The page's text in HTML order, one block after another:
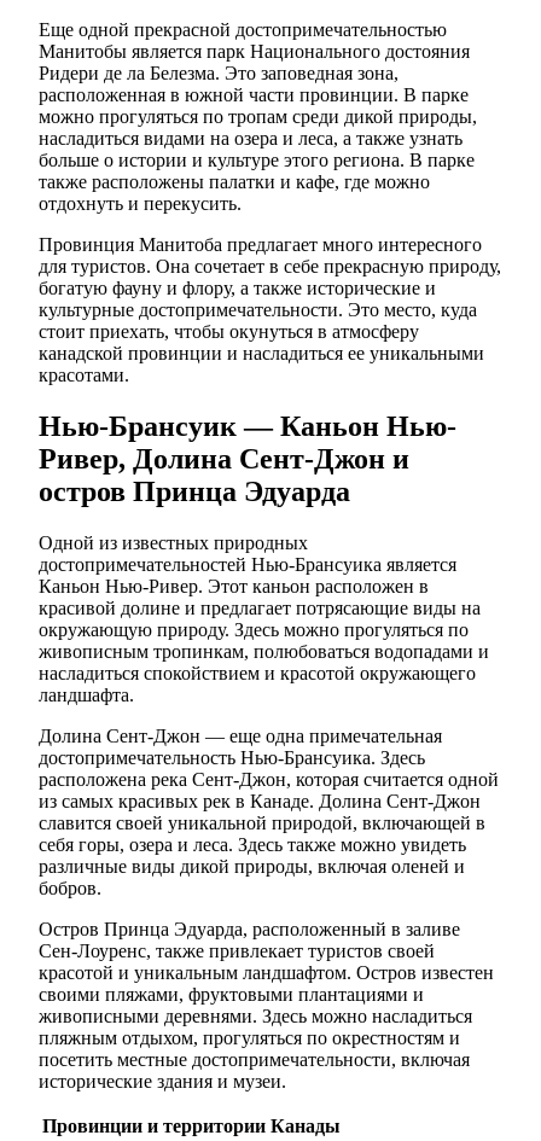
Еще одной прекрасной достопримечательностью
Манитобы является парк Национального достояния
Ридери де ла Белезма. Это заповедная зона,
расположенная в южной части провинции. В парке
можно прогуляться по тропам среди дикой природы,
насладиться видами на озера и леса, а также узнать
больше о истории и культуре этого региона. В парке
также расположены палатки и кафе, где можно
отдохнуть и перекусить.
Провинция Манитоба предлагает много интересного
для туристов. Она сочетает в себе прекрасную природу,
богатую фауну и флору, а также исторические и
культурные достопримечательности. Это место, куда
стоит приехать, чтобы окунуться в атмосферу
канадской провинции и насладиться ее уникальными
красотами.
Нью-Брансуик — Каньон Нью-
Ривер, Долина Сент-Джон и
остров Принца Эдуарда
Одной из известных природных
достопримечательностей Нью-Брансуика является
Каньон Нью-Ривер. Этот каньон расположен в
красивой долине и предлагает потрясающие виды на
окружающую природу. Здесь можно прогуляться по
живописным тропинкам, полюбоваться водопадами и
насладиться спокойствием и красотой окружающего
ландшафта.
Долина Сент-Джон — еще одна примечательная
достопримечательность Нью-Брансуика. Здесь
расположена река Сент-Джон, которая считается одной
из самых красивых рек в Канаде. Долина Сент-Джон
славится своей уникальной природой, включающей в
себя горы, озера и леса. Здесь также можно увидеть
различные виды дикой природы, включая оленей и
бобров.
Остров Принца Эдуарда, расположенный в заливе
Сен-Лоуренс, также привлекает туристов своей
красотой и уникальным ландшафтом. Остров известен
своими пляжами, фруктовыми плантациями и
живописными деревнями. Здесь можно насладиться
пляжным отдыхом, прогуляться по окрестностям и
посетить местные достопримечательности, включая
исторические здания и музеи.
Провинции и территории Канады